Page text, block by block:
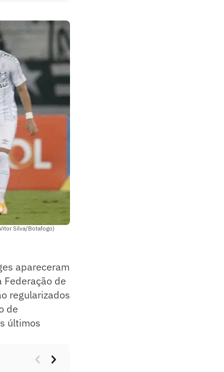
Silva/Botafogo)
apareceram
Federação de
regularizados
de
últimos